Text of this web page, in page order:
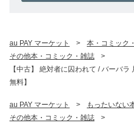
au PAY マーケット > 本・コミック
その他本・コミック・雑誌
>
【中古】 絶対者に囚われて / バーバ
無料】
au PAY マーケット > もったいない
その他本・コミック・雑誌
>